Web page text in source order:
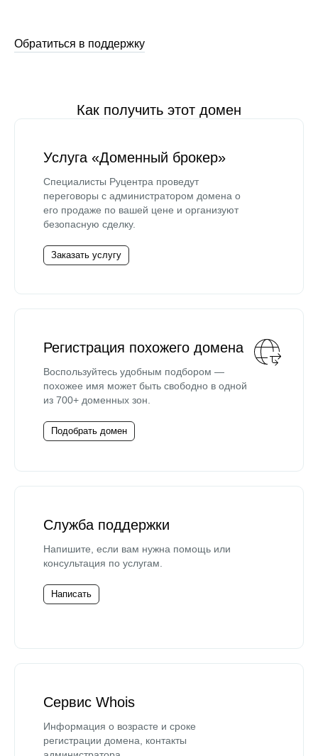
Обратиться в поддержку
Как получить этот домен
Услуга «Доменный брокер»
Специалисты Руцентра проведут
переговоры с администратором домена о
его продаже по вашей цене и организуют
безопасную сделку.
Заказать услугу
Регистрация похожего домена
Воспользуйтесь удобным подбором —
похожее имя может быть свободно в одной
из 700+ доменных зон.
Подобрать домен
Служба поддержки
Напишите, если вам нужна помощь или
консультация по услугам.
Написать
Сервис Whois
Информация о возрасте и сроке
регистрации домена, контакты